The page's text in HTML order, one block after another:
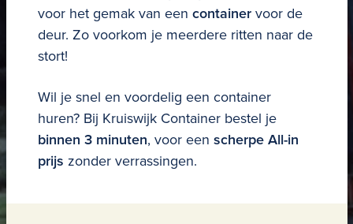
voor het gemak van een containervoor de
deur. Zo voorkom je meerdere ritten naar de
stort!
Wil je snel en voordelig een container
huren? Bij Kruiswijk Container bestel je
binnen 3 minuten, voor een scherpe All-in
prijs zonder verrassingen.